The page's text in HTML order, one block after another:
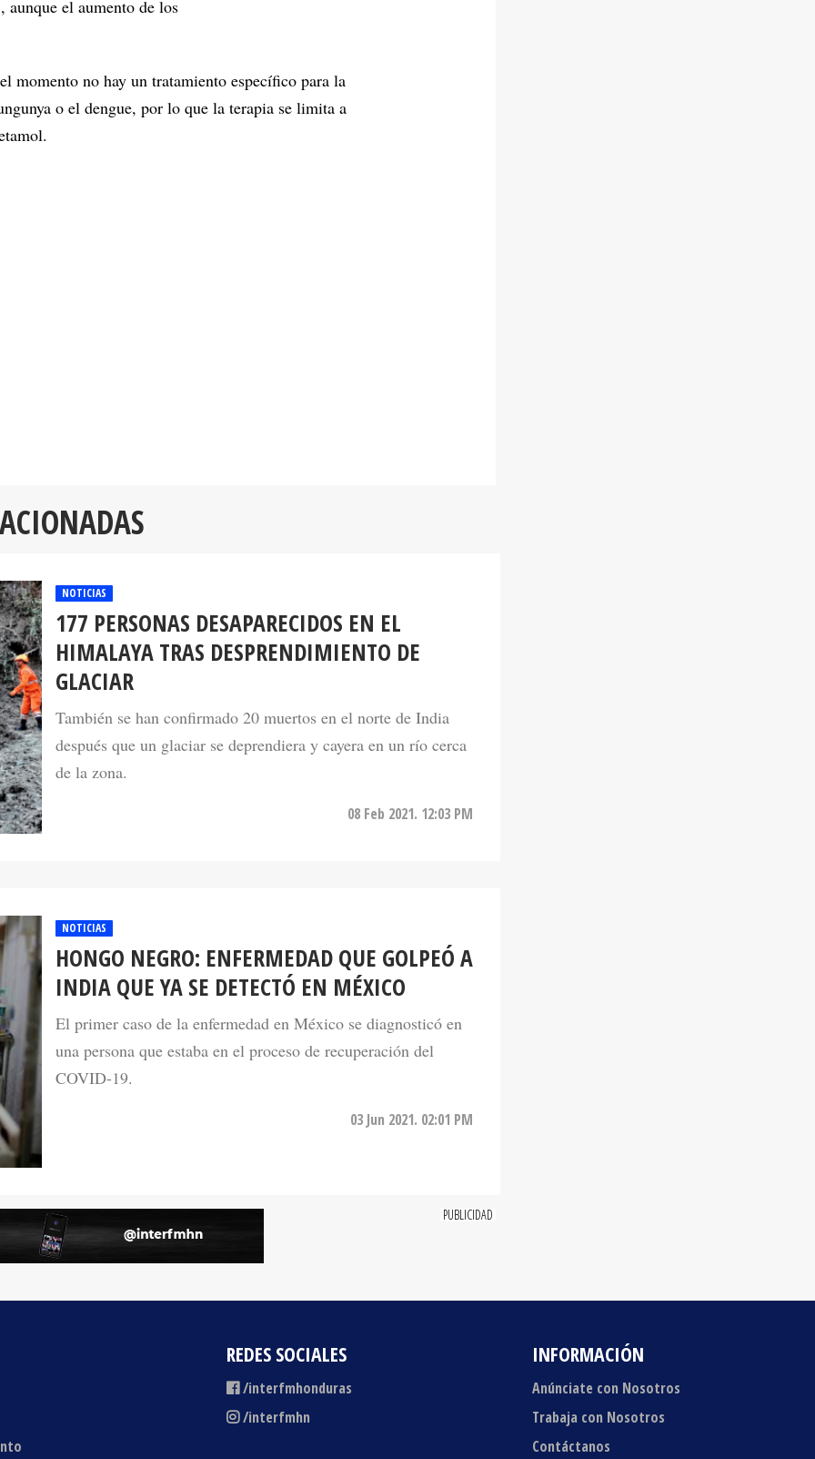
aunque el aumento de los
momento no hay un tratamiento específico para la
o el dengue, por lo que la terapia se limita a
NOTICIAS
177 PERSONAS DESAPARECIDOS EN EL
HIMALAYA TRAS DESPRENDIMIENTO DE
GLACIAR
También se han confirmado 20 muertos en el norte de India
después que un glaciar se deprendiera y cayera en un río cerca
de la zona.
08 Feb 2021. 12:03 PM
NOTICIAS
HONGO NEGRO: ENFERMEDAD QUE GOLPEÓ A
INDIA QUE YA SE DETECTÓ EN MÉXICO
El primer caso de la enfermedad en México se diagnosticó en
una persona que estaba en el proceso de recuperación del
COVID-19.
03 Jun 2021. 02:01 PM
REDES SOCIALES
/interfmhonduras
/interfmhn
INFORMACIÓN
Anúnciate con Nosotros
Trabaja con Nosotros
Contáctanos